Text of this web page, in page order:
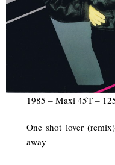
1985 – Maxi 45T –
One shot lover
away